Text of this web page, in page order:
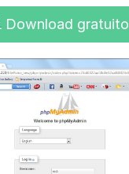
Download gratuito